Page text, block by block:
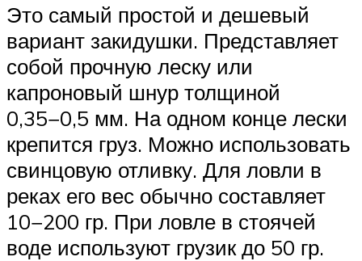
Это самый простой и дешевый
вариант закидушки. Представляет
собой прочную леску или
капроновый шнур толщиной
0,35−0,5 мм. На одном конце лески
крепится груз. Можно использовать
свинцовую отливку. Для ловли в
реках его вес обычно составляет
10−200 гр. При ловле в стоячей
воде используют грузик до 50 гр.